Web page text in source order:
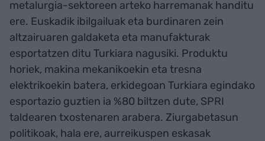
metalurgia-sektoreen arteko harremanak handitu
ere. Euskadik ibilgailuak eta burdinaren zein
altzairuaren galdaketa eta manufakturak
esportatzen ditu Turkiara nagusiki. Produktu
horiek, makina mekanikoekin eta tresna
elektrikoekin batera, erkidegoan Turkiara egindako
esportazio guztien ia %80 biltzen dute, SPRI
taldearen txostenaren arabera. Ziurgabetasun
politikoak, hala ere, aurreikuspen eskasak